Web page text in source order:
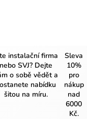
instalační firma
nebo SVJ? Dejte
o sobě vědět a
nabídku
šitou na míru.
Sleva
10%
pro
nákup
nad
6000
Kč.